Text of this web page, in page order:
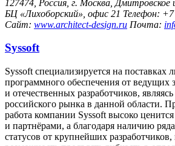
127474, Россия, г. Москва, Дмитровское
БЦ «Лихоборский», офис 21 Телефон:
Сайт: www.architect-design.ru Почта:
Syssoft
Syssoft специализируется на поставках
программного обеспечения от ведущих
и отечественных разработчиков,
российского рынка в данной области.
работа компании Syssoft высоко
и партнёрами, а благодаря наличию
статусов от крупнейших